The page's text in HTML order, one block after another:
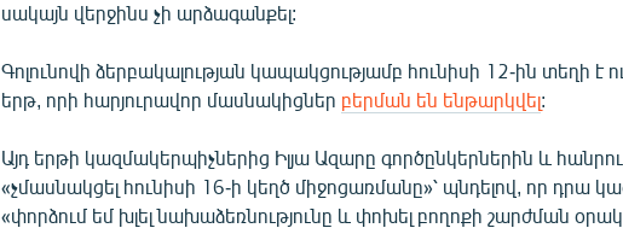
սակայն վերջինս չի արձագանքել:
Գոլունովի ձերբակալության կապակցությամբ հունիսի 12-ին տեղի է
երթ, որի հարյուրավոր մասնակիցներ բերման են ենթարկվել:
Այդ երթի կազմակերպիչներից Իլյա Ազարը գործընկերներին և
«չմասնակցել հունիսի 16-ի կեղծ միջոցառմանը»՝ պնդելով, որ դրա
«փորձում եմ խլել նախաձեռնությունը և փոխել բողոքի շարժման